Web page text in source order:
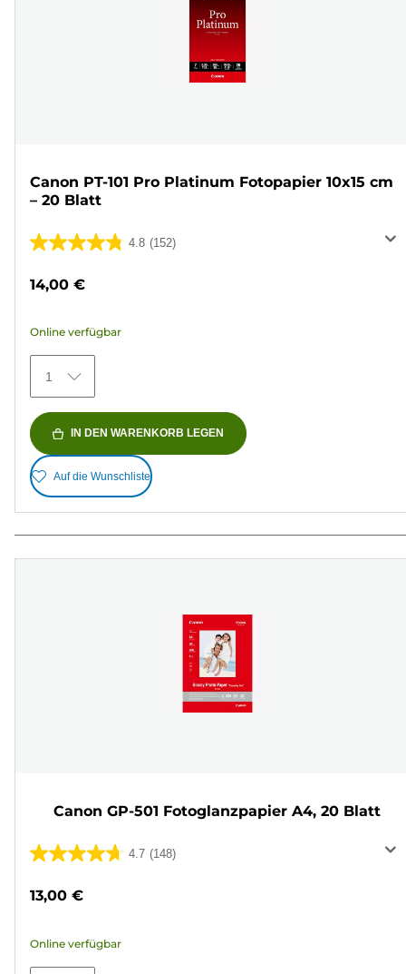
Canon PT-101 Pro Platinum Fotopapier 10x15 cm
– 20 Blatt
4.8 (152)
4.8
5
152
Bewertungen
14,00 €
Online verfügbar
1
IN DEN WARENKORB LEGEN
Auf die Wunschliste
Canon GP-501 Fotoglanzpapier A4, 20 Blatt
4.7 (148)
4.7
148
13,00 €
Online verfügbar